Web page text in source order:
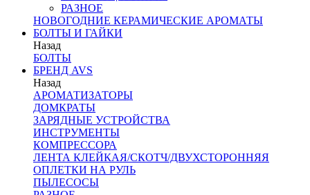
РАЗНОЕ
НОВОГОДНИЕ КЕРАМИЧЕСКИЕ АРОМАТЫ
БОЛТЫ И ГАЙКИ
Назад
БОЛТЫ
БРЕНД AVS
Назад
АРОМАТИЗАТОРЫ
ДОМКРАТЫ
ЗАРЯДНЫЕ УСТРОЙСТВА
ИНСТРУМЕНТЫ
КОМПРЕССОРА
ЛЕНТА КЛЕЙКАЯ/СКОТЧ/ДВУХСТОРОННЯЯ
ОПЛЕТКИ НА РУЛЬ
ПЫЛЕСОСЫ